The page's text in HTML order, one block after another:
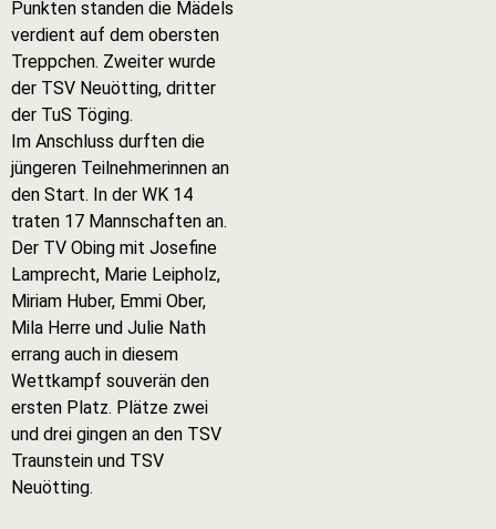
Punkten standen die Mädels
verdient auf dem obersten
Treppchen. Zweiter wurde
der TSV Neuötting, dritter
der TuS Töging.
Im Anschluss durften die
jüngeren Teilnehmerinnen an
den Start. In der WK 14
traten 17 Mannschaften an.
Der TV Obing mit Josefine
Lamprecht, Marie Leipholz,
Miriam Huber, Emmi Ober,
Mila Herre und Julie Nath
errang auch in diesem
Wettkampf souverän den
ersten Platz. Plätze zwei
und drei gingen an den TSV
Traunstein und TSV
Neuötting.